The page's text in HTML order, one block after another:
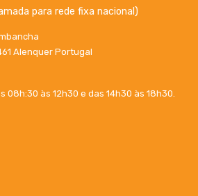
para rede fixa nacional)
Alenquer Portugal
08h:30 às 12h30 e das 14h30 às 18h30.